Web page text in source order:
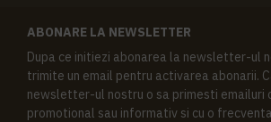
ABONARE LA NEWSLETTER
Dupa ce initiezi abonarea la newsletter-ul
trimite un email pentru activarea abonarii.
newsletter-ul nostru o sa primesti emailuri
promotional sau informativ si cu o